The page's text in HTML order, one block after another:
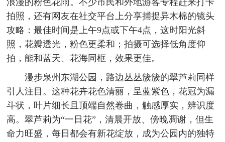
拍照，还有网友在社交平台上分享捕捉异木棉的镜头
攻略：最佳时间是上午9点或下午4点，这时阳光斜
照，花瓣透光，粉色更柔和；拍摄可选择低角度仰
拍，能和蓝天、花海同框，效果更佳。
漫步泉州东湖公园，路边丛丛簇簇的翠芦莉同样
引人注目。这种花卉花色清丽，呈蓝紫色，花冠为漏
斗状，叶片细长且顶端自然卷曲，触感厚实，辨识度
高。翠芦莉为“一日花”，清晨开放、傍晚凋谢，但生
命力旺盛，每日都会有新花绽放，成为公园内的独特